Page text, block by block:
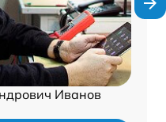
Иванов